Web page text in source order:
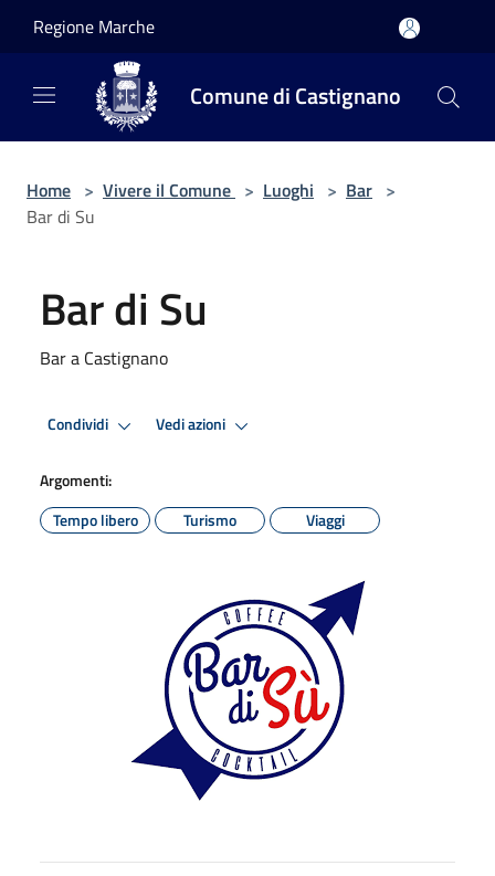
Regione Marche
Comune di Castignano
Home > Vivere il Comune > Luoghi > Bar >
Bar di Su
Bar di Su
Bar a Castignano
Condividi Vedi azioni
Argomenti:
Tempo libero
Turismo Viaggi